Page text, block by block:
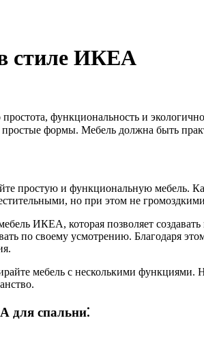
стиле ИКЕА
функциональность и
формы. Мебель должна быть
простую и функциональную мебель.
но при этом не
ИКЕА, которая позволяет
по своему усмотрению. Благодаря
мебель с несколькими
для спальни⁚